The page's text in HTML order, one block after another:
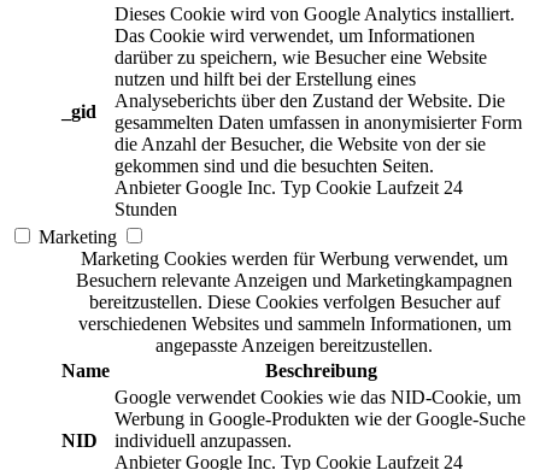
_gid
Dieses Cookie wird von Google Analytics installiert.
Das Cookie wird verwendet, um Informationen
darüber zu speichern, wie Besucher eine Website
nutzen und hilft bei der Erstellung eines
Analyseberichts über den Zustand der Website. Die
gesammelten Daten umfassen in anonymisierter Form
die Anzahl der Besucher, die Website von der sie
gekommen sind und die besuchten Seiten.
Anbieter Google Inc. Typ Cookie Laufzeit 24
Stunden
Marketing
Marketing Cookies werden für Werbung verwendet, um
Besuchern relevante Anzeigen und Marketingkampagnen
bereitzustellen. Diese Cookies verfolgen Besucher auf
verschiedenen Websites und sammeln Informationen, um
angepasste Anzeigen bereitzustellen.
Name
Beschreibung
NID
Google verwendet Cookies wie das NID-Cookie, um
Werbung in Google-Produkten wie der Google-Suche
individuell anzupassen.
Anbieter Google Inc. Typ Cookie Laufzeit 24